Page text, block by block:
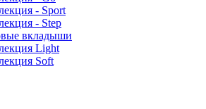
- Sport
- Step
вкладыши
Light
Soft